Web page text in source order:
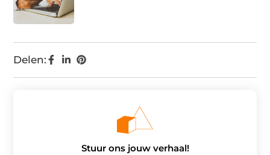
Delen:
Stuur ons jouw verhaal!